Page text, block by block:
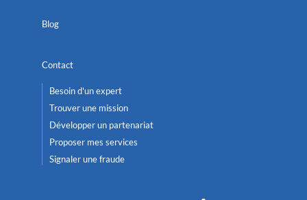
Blog
Contact
Besoin d'un expert
Trouver une mission
Développer un partenariat
Proposer mes services
Signaler une fraude